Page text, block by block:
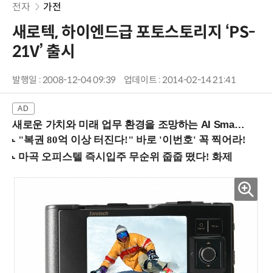
전자 가전
새로텍, 하이엔드급 포토스토리지 ‘PS-
21V’ 출시
발행일 : 2008-12-04 09:39 업데이트 : 2014-02-14 21:41
새로운 가치와 미래 업무 환경을 조망하는 AI Smart Work Summit 2026 (9/11 코엑스)